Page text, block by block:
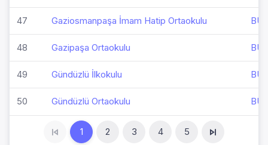
47 Gaziosmanpaşa İmam Hatip Ortaokulu
48 Gazipaşa Ortaokulu
49 Gündüzlü İlkokulu
50 Gündüzlü Ortaokulu
1 2 3 4 5